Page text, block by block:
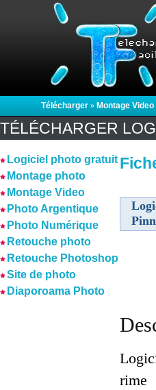
Télécharger » Montage Video
TÉLÉCHARGER
Logiciel photo gratuit
Montage photo
Montage Video
Photo Argentique
Photo Numérique
Retouche photo
Retouche Photoshop
Site de photo
Diaporoama Photo
rime